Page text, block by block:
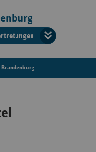
der
Brandenburg